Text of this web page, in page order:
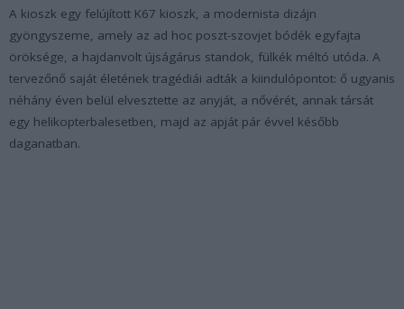
A kioszk egy felújított K67 kioszk, a modernista dizájn
gyöngyszeme, amely az ad hoc poszt-szovjet bódék egyfajta
öröksége, a hajdanvolt újságárus standok, fülkék méltó utóda. A
tervezőnő saját életének tragédiái adták a kiindulópontot: ő ugyanis
néhány éven belül elvesztette az anyját, a nővérét, annak társát
egy helikopterbalesetben, majd az apját pár évvel később
daganatban.